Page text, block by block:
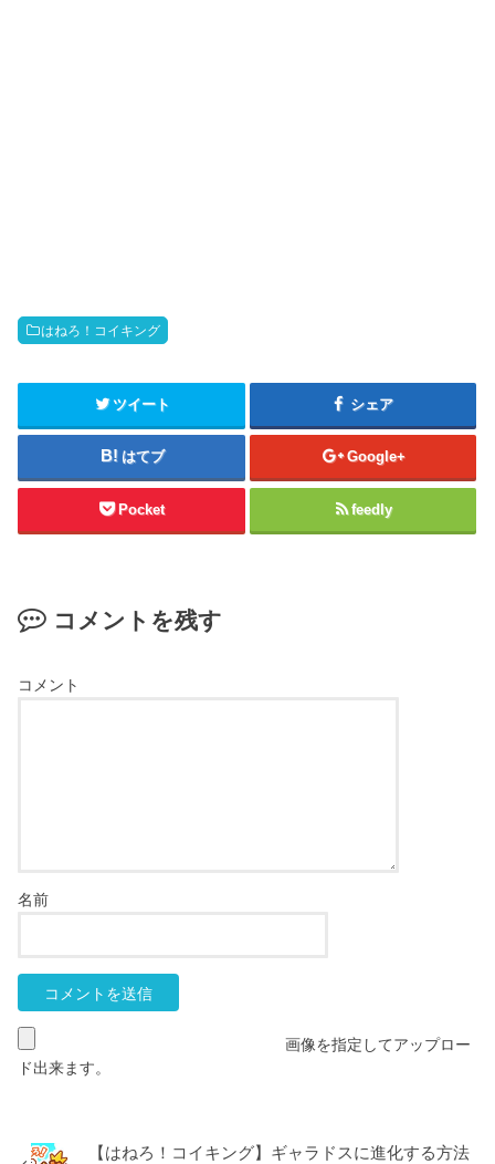
はねろ！コイキング
ツイート シェア
はてブ Google+
Pocket feedly
コメントを残す
コメント
名前
画像を指定してアップロー
ド出来ます。
【はねろ！コイキング】ギャラドスに進化する方法